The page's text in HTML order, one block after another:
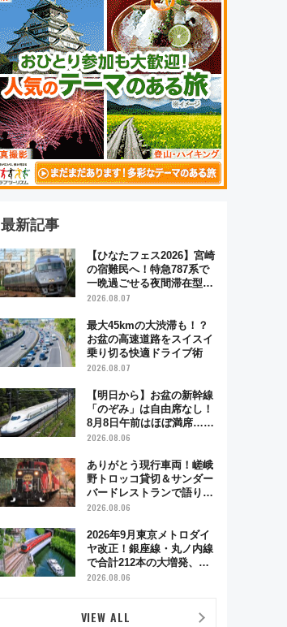
最新記事
【ひなたフェス2026】宮崎
の宿難民へ！特急787系で
一晩過ごせる夜間滞在型イ
ベント「スワローおひさ
2026.08.07
最大45kmの大渋滞も！？
お盆の高速道路をスイスイ
乗り切る快適ドライブ術
2026.08.07
【明日から】お盆の新幹線
「のぞみ」は自由席なし！
8月8日午前はほぼ満席…で
も数時間ズラせば空きが見
「空席」探しのコツ
2026.08.06
ありがとう現行車両！嵯峨
野トロッコ貸切＆サンダー
バードレストランで語り合
う秋の京都 斉藤雪乃＆福
日「京都の鉄道満喫ツア
ー」開催
2026.08.06
2026年9月東京メトロダイ
ヤ改正！銀座線・丸ノ内線
で合計212本の大増発、混
雑緩和に期待
2026.08.06
VIEW ALL